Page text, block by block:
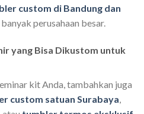
custom di Bandung dan
perusahaan besar.
yang Bisa Dikustom untuk
kit Anda, tambahkan juga
custom satuan Surabaya,